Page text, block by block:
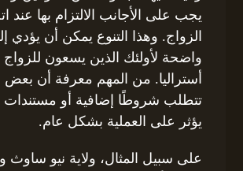
يجب على الأجانب الالتزام بها عند
الزواج. وهذا التنوع يمكن أن يؤدي
واضحة لأولئك الذين يسعون
أستراليا. من المهم معرفة أن بعض
تتطلب شروطًا إضافية أو مستندات
يؤثر على العملية بشكل عام.
على سبيل المثال، ولاية نيو ساوث